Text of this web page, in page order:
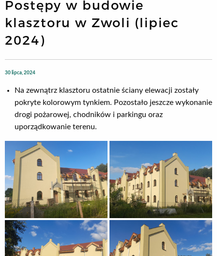
Postępy w budowie
klasztoru w Zwoli (lipiec
2024)
30 lipca, 2024
Na zewnątrz klasztoru ostatnie ściany elewacji zostały
pokryte kolorowym tynkiem. Pozostało jeszcze wykonanie
drogi pożarowej, chodników i parkingu oraz
uporządkowanie terenu.